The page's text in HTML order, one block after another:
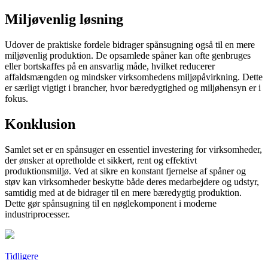
Miljøvenlig løsning
Udover de praktiske fordele bidrager spånsugning også til en mere
miljøvenlig produktion. De opsamlede spåner kan ofte genbruges
eller bortskaffes på en ansvarlig måde, hvilket reducerer
affaldsmængden og mindsker virksomhedens miljøpåvirkning. Dette
er særligt vigtigt i brancher, hvor bæredygtighed og miljøhensyn er i
fokus.
Konklusion
Samlet set er en spånsuger en essentiel investering for virksomheder,
der ønsker at opretholde et sikkert, rent og effektivt
produktionsmiljø. Ved at sikre en konstant fjernelse af spåner og
støv kan virksomheder beskytte både deres medarbejdere og udstyr,
samtidig med at de bidrager til en mere bæredygtig produktion.
Dette gør spånsugning til en nøglekomponent i moderne
industriprocesser.
Tidligere